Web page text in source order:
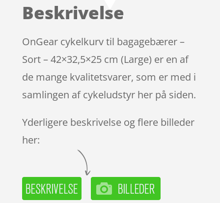
på
mmelser
Beskrivelse
OnGear cykelkurv til bagagebærer –
Sort – 42×32,5×25 cm (Large) er en af
de mange kvalitetsvarer, som er med i
samlingen af cykeludstyr her på siden.
Yderligere beskrivelse og flere billeder
her: